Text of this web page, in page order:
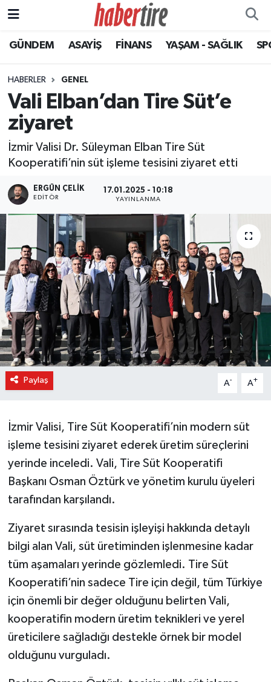
GÜNDEM ASAYİŞ FİNANS YAŞAM - SAĞLIK
HABERLER GENEL
Vali Elban’dan Tire Süt’e
ziyaret
İzmir Valisi Dr. Süleyman Elban Tire Süt
Kooperatifi’nin süt işleme tesisini ziyaret etti
ERGÜN ÇELIK
EDITÖR
17.01.2025 - 10:18
YAYINLANMA
Paylaş A- A+
İzmir Valisi, Tire Süt Kooperatifi’nin modern süt
işleme tesisini ziyaret ederek üretim süreçlerini
yerinde inceledi. Vali, Tire Süt Kooperatifi
Başkanı Osman Öztürk ve yönetim kurulu üyeleri
tarafından karşılandı.
Ziyaret sırasında tesisin işleyişi hakkında detaylı
bilgi alan Vali, süt üretiminden işlenmesine kadar
tüm aşamaları yerinde gözlemledi. Tire Süt
Kooperatifi’nin sadece Tire için değil, tüm Türkiye
için önemli bir değer olduğunu belirten Vali,
kooperatifin modern üretim teknikleri ve yerel
üreticilere sağladığı destekle örnek bir model
olduğunu vurguladı.
Tire Nöbetçi Eczaneler
Tire Hava Durumu
Tire Trafik Yoğunluk Haritası
Tüm Manşetler
Son Dakika Haberleri
Haber Arşivi